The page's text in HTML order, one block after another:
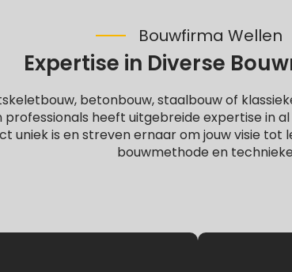
Bouwfirma Wellen
Expertise in Diverse
betonbouw, staalbouw of
heeft uitgebreide expertise in
uniek is en streven ernaar om jouw visie tot
bouwmethode en